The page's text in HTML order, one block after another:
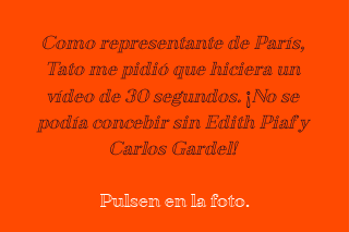
Como representante de París,
Tato me pidió que hiciera un
vídeo de 30 segundos. ¡No se
podía concebir sin Edith Piaf y
Carlos Gardel!
Pulsen en la foto.